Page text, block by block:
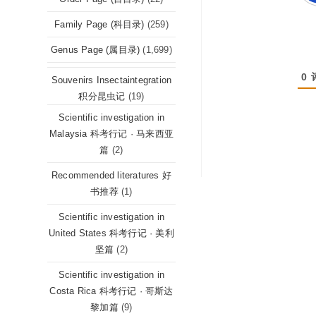
0
Family Page (科目录) (259)
Genus Page (属目录) (1,699)
Souvenirs Insectaintegration
积分昆虫记 (19)
Scientific investigation in
Malaysia 科考行记 · 马来西亚
篇 (2)
Recommended literatures 好
书推荐 (1)
Scientific investigation in
United States 科考行记 · 美利
坚篇 (2)
Scientific investigation in
Costa Rica 科考行记 · 哥斯达
黎加篇 (9)